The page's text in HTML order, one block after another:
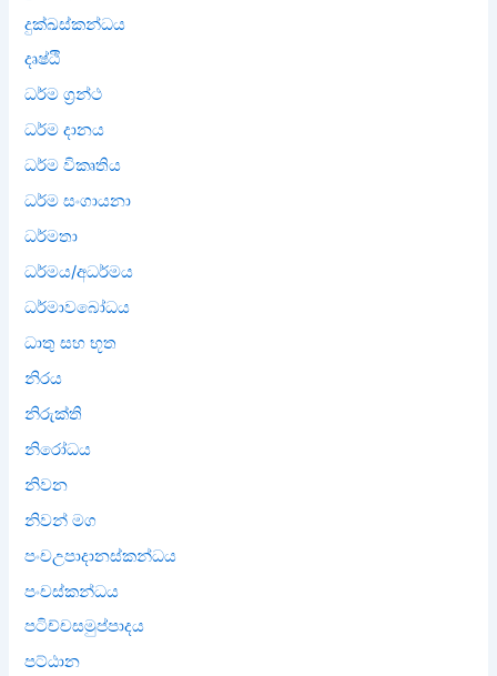
දුක්ඛස්කන්ධය
දෘෂ්ඨි
ධර්ම ග්‍රන්ථ
ධර්ම දානය
ධර්ම විකෘතිය
ධර්ම සංගායනා
ධර්මතා
ධර්මය/අධර්මය
ධර්මාවබෝධය
ධාතු සහ භූත
නිරය
නිරුක්ති
නිරෝධය
නිවන
නිවන් මග
පංචඋපාදානස්කන්ධය
පංචස්කන්ධය
පටිච්චසමුප්පාදය
පට්ඨාන